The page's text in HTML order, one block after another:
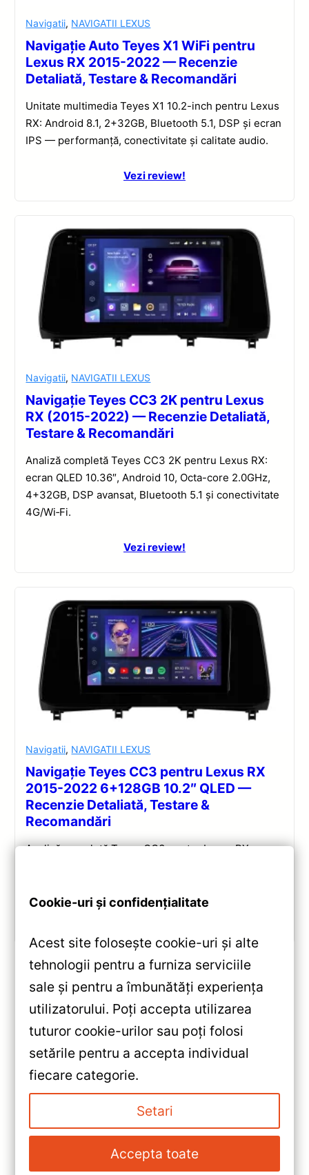
Navigatii, NAVIGATII LEXUS
Navigație Auto Teyes X1 WiFi pentru
Lexus RX 2015-2022 — Recenzie
Detaliată, Testare & Recomandări
Unitate multimedia Teyes X1 10.2-inch pentru Lexus
RX: Android 8.1, 2+32GB, Bluetooth 5.1, DSP și ecran
IPS — performanță, conectivitate și calitate audio.
Vezi review!
Navigatii, NAVIGATII LEXUS
Navigație Teyes CC3 2K pentru Lexus
RX (2015-2022) — Recenzie Detaliată,
Testare & Recomandări
Analiză completă Teyes CC3 2K pentru Lexus RX:
ecran QLED 10.36″, Android 10, Octa-core 2.0GHz,
4+32GB, DSP avansat, Bluetooth 5.1 și conectivitate
4G/Wi‑Fi.
Vezi review!
Navigatii, NAVIGATII LEXUS
Navigație Teyes CC3 pentru Lexus RX
2015-2022 6+128GB 10.2″ QLED —
Recenzie Detaliată, Testare &
Recomandări
Analiză completă Teyes CC3 pentru Lexus RX:
«Navigație Auto Teyes CC3 Audi
A3 8P 2004-2013 — Recenzie
Detaliată, Testare &
Recomandări
Camera de marsarier Teyes
Sony HS AHD, Full HD 1080P,
Unghi vizualizare 170° —
Caracteristici, Păreri & Preț
Cookie-uri și confidențialitate
Acest site folosește cookie-uri și alte
tehnologii pentru a furniza serviciile
sale și pentru a îmbunătăți experiența
utilizatorului. Poți accepta utilizarea
tuturor cookie-urilor sau poți folosi
setările pentru a accepta individual
fiecare categorie.
Setari
Accepta toate